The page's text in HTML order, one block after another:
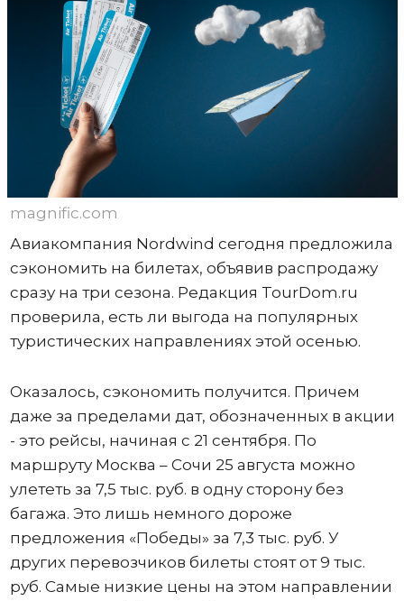
magnific.com
Авиакомпания Nordwind сегодня предложила
сэкономить на билетах, объявив распродажу
сразу на три сезона. Редакция TourDom.ru
проверила, есть ли выгода на популярных
туристических направлениях этой осенью.
Оказалось, сэкономить получится. Причем
даже за пределами дат, обозначенных в акции
- это рейсы, начиная с 21 сентября. По
маршруту Москва – Сочи 25 августа можно
улететь за 7,5 тыс. руб. в одну сторону без
багажа. Это лишь немного дороже
предложения «Победы» за 7,3 тыс. руб. У
других перевозчиков билеты стоят от 9 тыс.
руб. Самые низкие цены на этом направлении